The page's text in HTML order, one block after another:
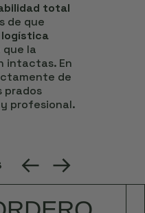
total
de que
logística
que la
intactas. En
de
prados
profesional.